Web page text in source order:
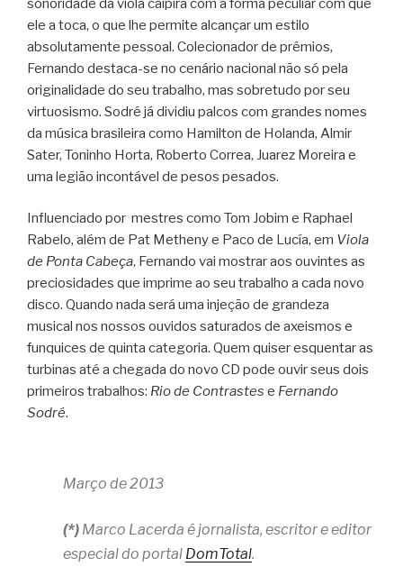
sonoridade da viola caipira com a forma peculiar com que
ele a toca, o que lhe permite alcançar um estilo
absolutamente pessoal. Colecionador de prêmios,
Fernando destaca-se no cenário nacional não só pela
originalidade do seu trabalho, mas sobretudo por seu
virtuosismo. Sodré já dividiu palcos com grandes nomes
da música brasileira como Hamilton de Holanda, Almir
Sater, Toninho Horta, Roberto Correa, Juarez Moreira e
uma legião incontável de pesos pesados.
Influenciado por mestres como Tom Jobim e Raphael
Rabelo, além de Pat Metheny e Paco de Lucía, em Viola
de Ponta Cabeça, Fernando vai mostrar aos ouvintes as
preciosidades que imprime ao seu trabalho a cada novo
disco. Quando nada será uma injeção de grandeza
musical nos nossos ouvidos saturados de axeismos e
funquices de quinta categoria. Quem quiser esquentar as
turbinas até a chegada do novo CD pode ouvir seus dois
primeiros trabalhos: Rio de Contrastes e Fernando
Sodré.
Março de 2013
(*) Marco Lacerda é jornalista, escritor e editor
especial do portal DomTotal.